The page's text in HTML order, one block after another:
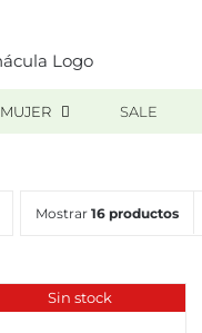
MUJER SALE
Mostrar16 productos
Sin stock